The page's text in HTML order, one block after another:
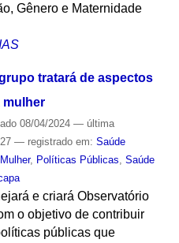
Gênero e Maternidade
tratará de aspectos
mulher
08/04/2024 — última
— registrado em: Saúde
Mulher, Políticas Públicas, Saúde
e criará Observatório
o objetivo de contribuir
públicas que